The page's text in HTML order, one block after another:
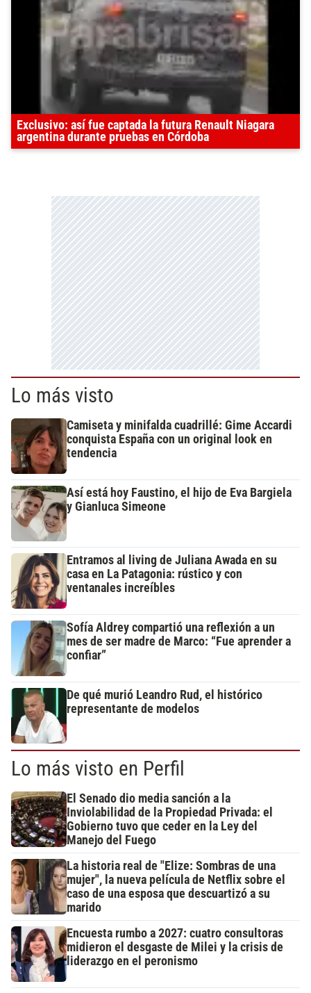
Exclusivo: así fue captada la futura Renault Niagara
argentina durante pruebas en Córdoba
Lo más visto
Camiseta y minifalda cuadrillé: Gime Accardi
conquista España con un original look en
tendencia
Así está hoy Faustino, el hijo de Eva Bargiela
y Gianluca Simeone
Entramos al living de Juliana Awada en su
casa en La Patagonia: rústico y con
ventanales increíbles
Sofía Aldrey compartió una reflexión a un
mes de ser madre de Marco: “Fue aprender a
confiar”
De qué murió Leandro Rud, el histórico
representante de modelos
Lo más visto en Perfil
El Senado dio media sanción a la
Inviolabilidad de la Propiedad Privada: el
Gobierno tuvo que ceder en la Ley del
Manejo del Fuego
La historia real de "Elize: Sombras de una
mujer", la nueva película de Netflix sobre el
caso de una esposa que descuartizó a su
marido
Encuesta rumbo a 2027: cuatro consultoras
midieron el desgaste de Milei y la crisis de
liderazgo en el peronismo